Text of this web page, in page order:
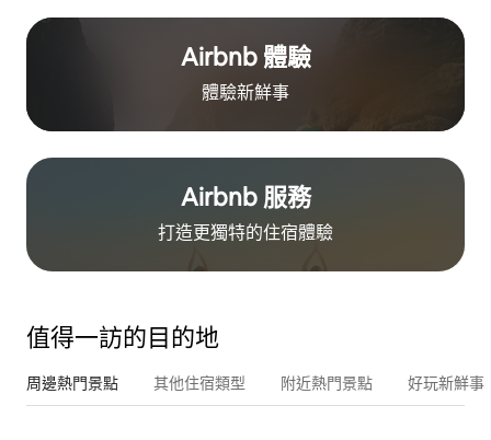
Airbnb 體驗
體驗新鮮事
Airbnb 服務
打造更獨特的住⁠宿⁠體⁠驗
值得一訪的目的地
周邊熱門景點 其他住宿類型 附近熱門景點 好玩新鮮事